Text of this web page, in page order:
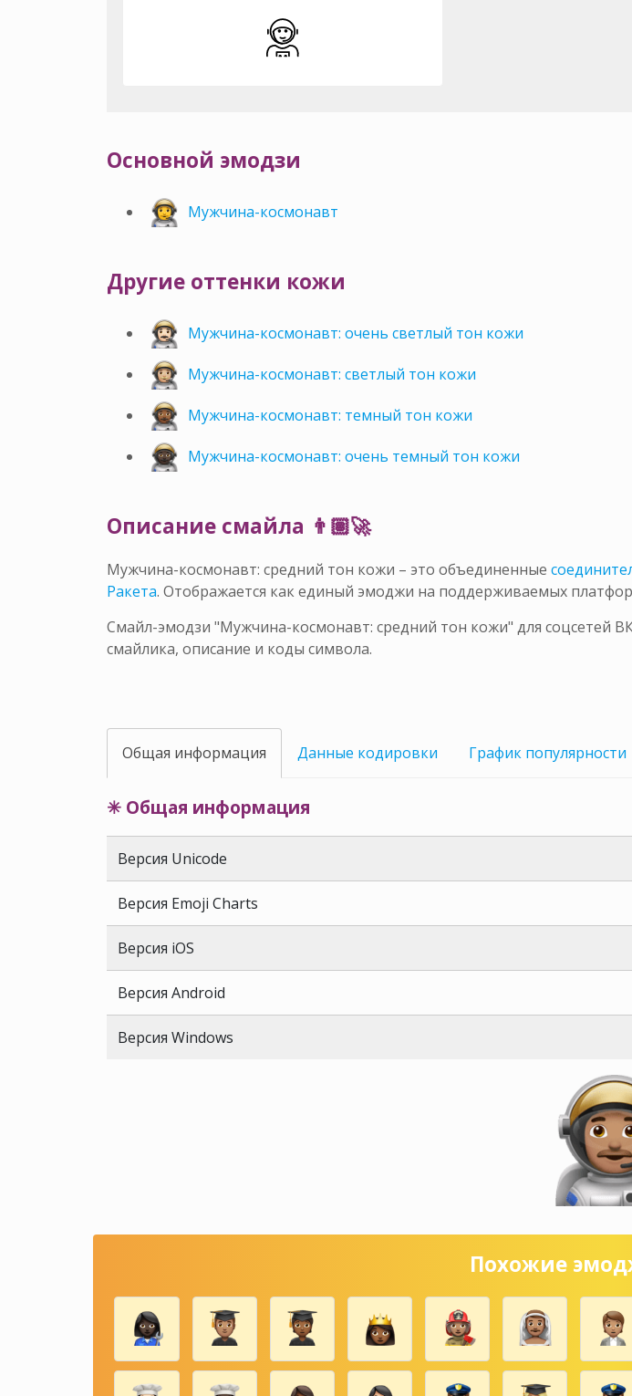
Основной эмодзи
Мужчина-космонавт
Другие оттенки кожи
Мужчина-космонавт: очень светлый тон кожи
Мужчина-космонавт: светлый тон кожи
Мужчина-космонавт: темный тон кожи
Мужчина-космонавт: очень темный тон кожи
Описание смайла 👨🏽‍🚀
Мужчина-космонавт: средний тон кожи – это объединенные
Ракета. Отображается как единый эмоджи на поддерживаемых
Смайл-эмодзи "Мужчина-космонавт: средний тон кожи" для соцсетей
смайлика, описание и коды символа.
Общая информация Данные кодировки График популярности
✳ Общая информация
Версия Unicode
Версия Emoji Charts
Версия iOS
Версия Android
Версия Windows
Похожие